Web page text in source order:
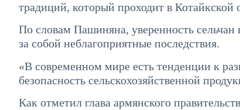
традиций, который проходит в Котайкской
По словам Пашиняна, уверенность
за собой неблагоприятные последствия.
«В современном мире есть тенденции к
безопасность сельскохозяйственной
Как отметил глава армянского